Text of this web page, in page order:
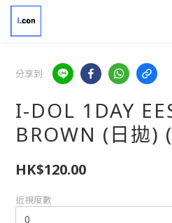
分享到
I-DOL 1DAY
BROWN (日拋)
HK$120.00
近視度數